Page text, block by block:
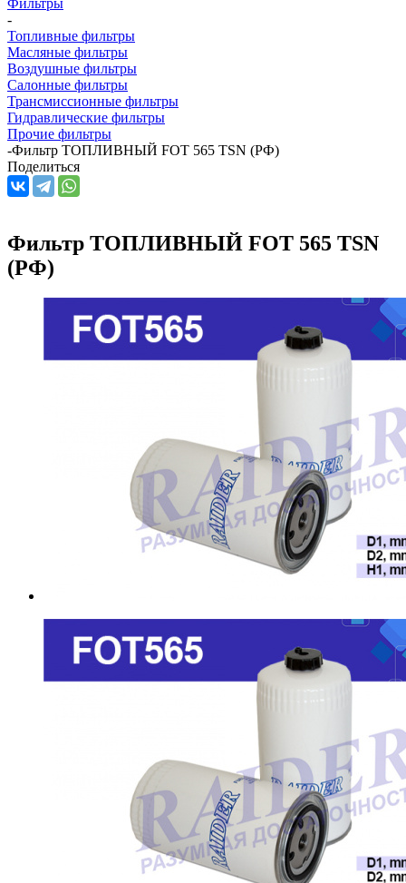
-
Топливные фильтры
Масляные фильтры
Воздушные фильтры
Салонные фильтры
Трансмиссионные фильтры
Гидравлические фильтры
Прочие фильтры
-Фильтр ТОПЛИВНЫЙ FOT 565 TSN (РФ)
Поделиться
Фильтр ТОПЛИВНЫЙ FOT 565 TSN
(РФ)